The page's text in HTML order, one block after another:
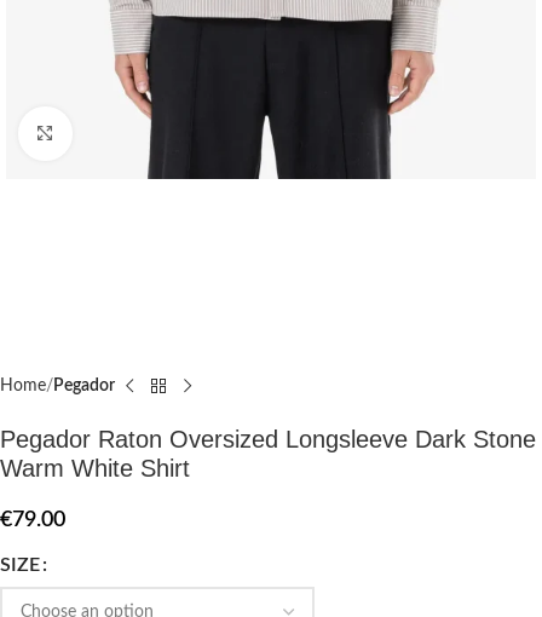
Click to enlarge
Home Pegador​
Pegador Raton Oversized Longsleeve Dark Stone
Warm White Shirt
€79.00
SIZE